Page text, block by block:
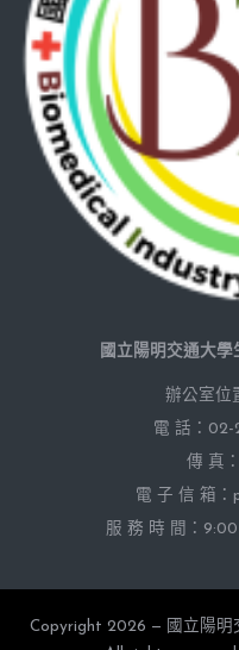
國立陽明交通大
辦公室位
電 話：02-
傳 真
電 子 信 箱：
服 務 時 間：
Copyright 2026 — 國立陽明